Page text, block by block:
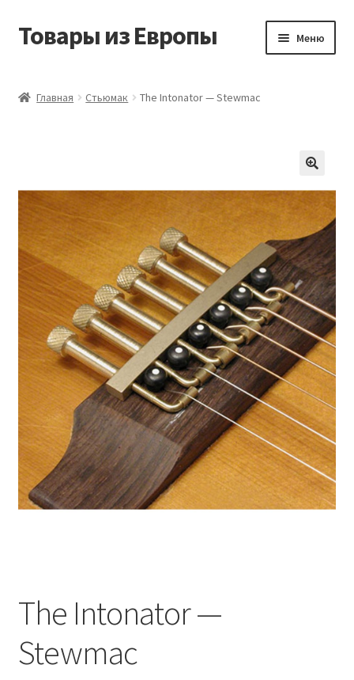
Перейти
Перейти
Товары из Европы Меню
Контакты
Корзина
Мой аккаунт
Оставить отзыв
Оформление заказа
Подтверждение заказа
Скидки
Сотрудничество
Главная Стьюмак The Intonator — Stewmac
The Intonator —
Stewmac